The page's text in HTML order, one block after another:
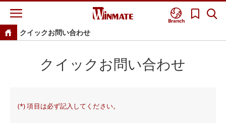
Branch
クイックお問い合わせ
クイックお問い合わせ
(*) 項目は必ず記入してください。